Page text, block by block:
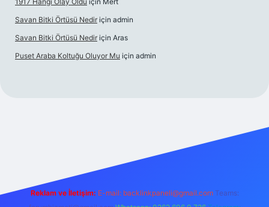
Savan Bitki Örtüsü Nedir için admin
Savan Bitki Örtüsü Nedir için Aras
Puset Araba Koltuğu Oluyor Mu için admin
Reklam ve İletişim: E-mail: backlinkpaneli@gmail.com Teams: